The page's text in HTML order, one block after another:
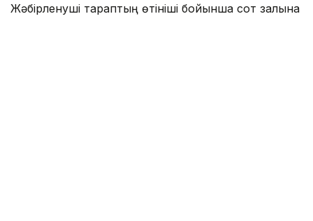
Жәбірленуші тараптың өтініші бойынша сот залына